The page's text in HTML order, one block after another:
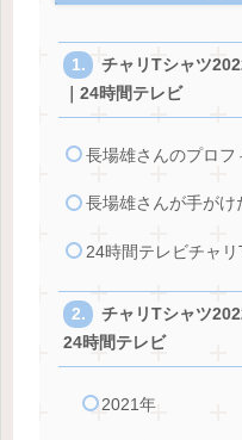
チャリTシャツ
｜24時間テレビ
長場雄さんのプロフ
長場雄さんが手がけ
24時間テレビチャ
チャリTシャツ
24時間テレビ
2021年